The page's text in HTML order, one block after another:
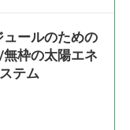
ールのための
枠の太陽エネ
テム